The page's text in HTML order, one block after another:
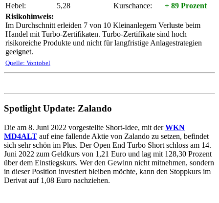
Hebel:
5,28 Kurschance:
+ 89 Prozent
Risikohinweis:
Im Durchschnitt erleiden 7 von 10 Kleinanlegern Verluste beim
Handel mit Turbo-Zertifikaten. Turbo-Zertifikate sind hoch
risikoreiche Produkte und nicht für langfristige Anlagestrategien
geeignet.
Quelle: Vontobel
Spotlight Update: Zalando
Die am 8. Juni 2022 vorgestellte Short-Idee, mit derWKN
MD4ALT auf eine fallende Aktie von Zalando zu setzen, befindet
sich sehr schön im Plus. Der Open End Turbo Short schloss am 14.
Juni 2022 zum Geldkurs von 1,21 Euro und lag mit 128,30 Prozent
über dem Einstiegskurs. Wer den Gewinn nicht mitnehmen, sondern
in dieser Position investiert bleiben möchte, kann den Stoppkurs im
Derivat auf 1,08 Euro nachziehen.